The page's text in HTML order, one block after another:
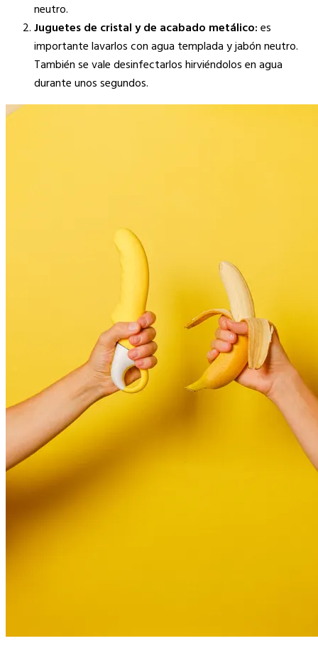
neutro.
Juguetes de cristal y de acabado metálico:es
importante lavarlos con agua templada y jabón neutro.
También se vale desinfectarlos hirviéndolos en agua
durante unos segundos.